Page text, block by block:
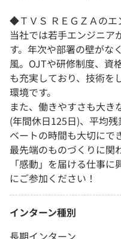
◆ＴＶＳ ＲＥＧＺＡのエ
当社では若手エンジニア
す。年次や部署の壁がな
風。OJTや研修制度、資
も充実しており、技術を
環境です。
また、働きやすさも大き
(年間休日125日)、平均
ベートの時間も大切にで
最先端のものづくりに関
「感動」を届ける仕事
にご参加ください！
インターン種別